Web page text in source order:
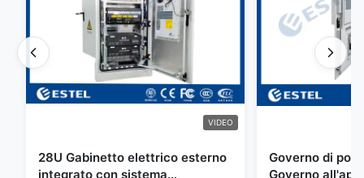
VIDEO
28U Gabinetto elettrico esterno
integrato con sistema
Governo di
Governo